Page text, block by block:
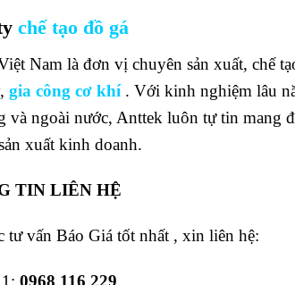
chế tạo đồ gá
Nam là đơn vị chuyên sản xuất, chế
gia công cơ khí . Với kinh nghiệm lâu
và ngoài nước, Anttek luôn tự tin mang
xuất kinh doanh.
TIN LIÊN HỆ
tư vấn Báo Giá tốt nhất , xin liên hệ:
0968 116 229